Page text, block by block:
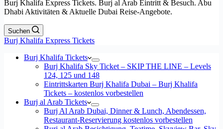
Burj Khalifa Express Tickets. Burj al Arab Eintritt & Besuch. Abu
Dhabi Aktivitäten & Aktuelle Dubai Reise-Angebote.
Suchen
Burj Khalifa Express Tickets
Burj Khalifa Tickets
Burj Khalifa Sky Ticket – SKIP THE LINE – Levels
124, 125 und 148
Eintrittskarten Burj Khalifa Dubai – Burj Khalifa
Tickets – kostenlos vorbestellen
Burj al Arab Tickets
Burj Al Arab Dubai, Dinner & Lunch, Abendessen,
Restaurant-Reservierung kostenlos vorbestellen